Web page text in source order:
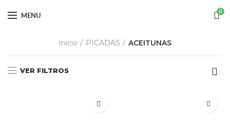
MENU 0
Inicio PICADAS ACEITUNAS
VER FILTROS